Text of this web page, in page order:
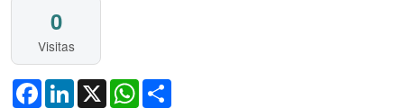
0
Visitas
FacebookLinkedIn
X WhatsApp